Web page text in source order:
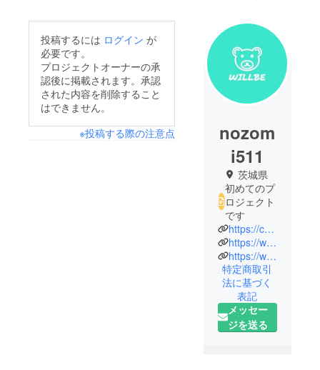
投稿するには ログイン が
必要です。
プロジェクトオーナーの承
認後に掲載されます。承認
された内容を削除すること
はできません。
※投稿する際の注意点
nozom
i511
茨城県
初めてのプ
ロジェクト
です
https://coubic.com/willbe2024
https://www.instagram.com/willbe.o2.2024/
https://www.instagram.com/willbe_throw_club/
特定商取引
法に基づく
表記
メッセー
ジを送る